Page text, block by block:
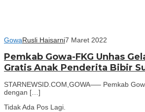
GowaRusli Haisarni7 Maret 2022
Pemkab Gowa-FKG Unhas
Gratis Anak Penderita Bibir
STARNEWSID.COM,GOWA—– Pemkab
dengan […]
Tidak Ada Pos Lagi.